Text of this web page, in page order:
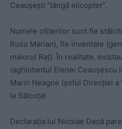
Ceauşeşti “lângă elicopter”.
Numele ofiţerilor sunt fie
Rusu Marian), fie inventate
maiorul Raţ). În realitate,
(aghiotantul Elenei Ceauşescu
Marin Neagoe (şeful Direcţiei
la Sălcuţa!
Declaraţia lui Nicolae Decă